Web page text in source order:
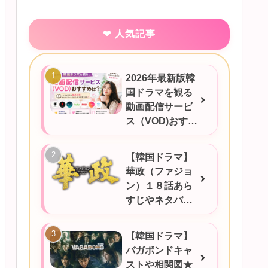
人気記事
2026年最新版韓
国ドラマを観る
動画配信サービ
ス（VOD)おすす
めは？
【韓国ドラマ】
華政（ファジョ
ン）１８話あら
すじやネタバ
レ、感想など！
【韓国ドラマ】
バガボンドキャ
ストや相関図★